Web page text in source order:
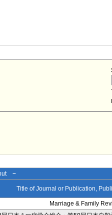
−
Title of Journal or Publication,
Marriage & Family